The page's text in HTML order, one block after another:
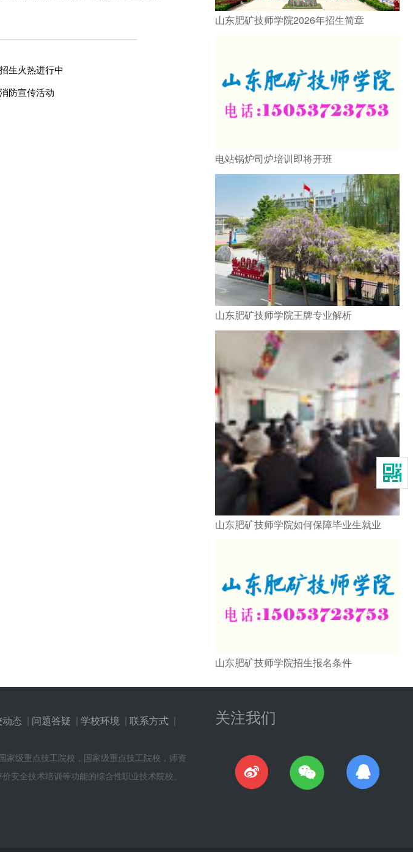
生火热进行中
防宣传活动
山东肥矿技师学院2026年招生简章
电站锅炉司炉培训即将开班
山东肥矿技师学院王牌专业解析
山东肥矿技师学院如何保障毕业生就业
山东肥矿技师学院招生报名条件
态 | 问题答疑 | 学校环境 | 联系方式 |
家级重点技工院校，国家级重点技工院校，师资
安全技术培训等功能的综合性职业技术院校。
关注我们